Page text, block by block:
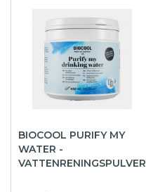
BIOCOOL PURIFY MY
WATER -
VATTENRENINGSPULVER